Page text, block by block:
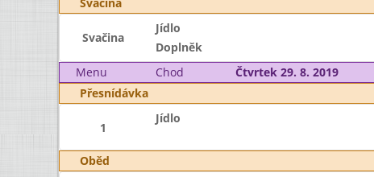
Svačina
Jídlo
Doplněk
Menu
Chod Čtvrtek 29. 8. 2019
Přesnídávka
1
Jídlo
Oběd